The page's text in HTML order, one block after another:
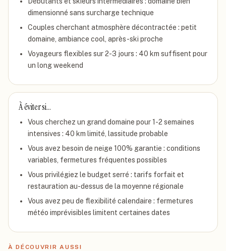
dimensionné sans surcharge technique
Couples cherchant atmosphère décontractée : petit
domaine, ambiance cool, après-ski proche
Voyageurs flexibles sur 2-3 jours : 40 km suffisent pour
un long weekend
À éviter si…
Vous cherchez un grand domaine pour 1-2 semaines
intensives : 40 km limité, lassitude probable
Vous avez besoin de neige 100% garantie : conditions
variables, fermetures fréquentes possibles
Vous privilégiez le budget serré : tarifs forfait et
restauration au-dessus de la moyenne régionale
Vous avez peu de flexibilité calendaire : fermetures
météo imprévisibles limitent certaines dates
À DÉCOUVRIR AUSSI